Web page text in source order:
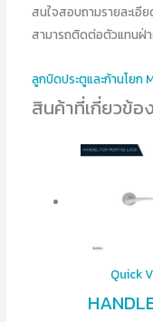
สนใจสอบถามรายละเอี
สามารถติดต่อตัวแทนฝ่
ลูกบิดประตูและก้านโยก
สินค้าที่เกี่ยวข้อ
Quick